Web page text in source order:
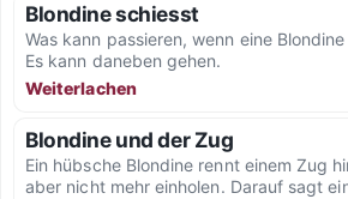
Blondine schiesst
Was kann passieren, wenn eine
Es kann daneben gehen.
Weiterlachen
Blondine und der Zug
Ein hübsche Blondine rennt einem Zug
aber nicht mehr einholen. Darauf sagt